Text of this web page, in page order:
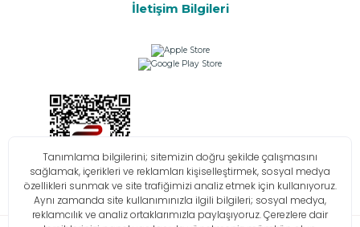
İletişim Bilgileri